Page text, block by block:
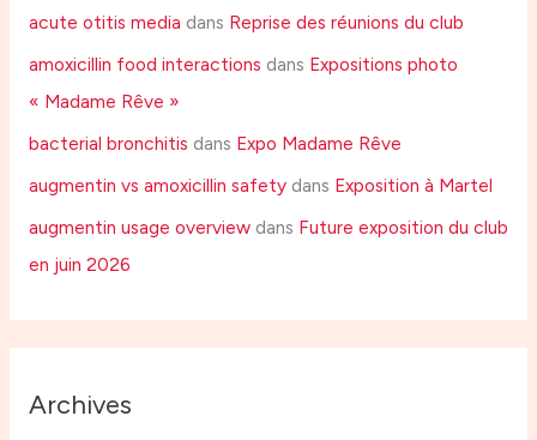
acute otitis media dans Reprise des réunions du club
amoxicillin food interactions dans Expositions photo
« Madame Rêve »
bacterial bronchitis dans Expo Madame Rêve
augmentin vs amoxicillin safetydans Exposition à Martel
augmentin usage overviewdans Future exposition du club
en juin 2026
Archives